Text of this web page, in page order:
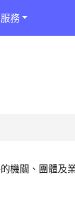
務
機關、團體及